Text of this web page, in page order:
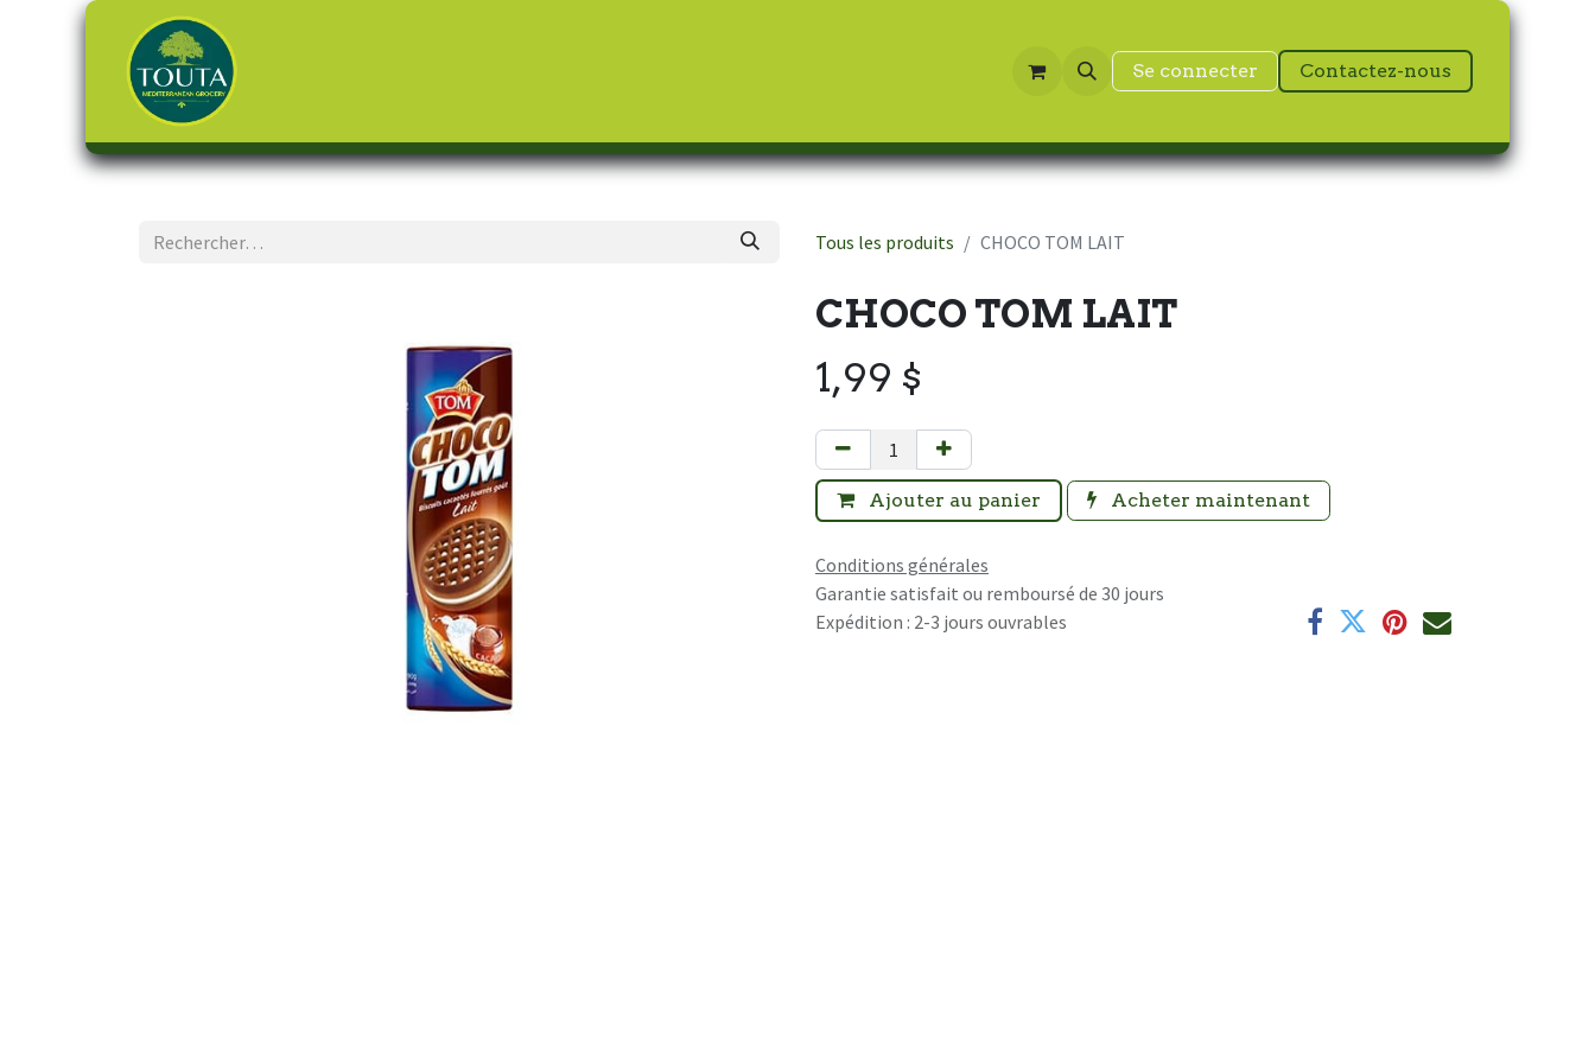
Se connecter Contactez-nous
Tous les produits CHOCO TOM LAIT
CHOCO TOM LAIT
1,99 $
Ajouter au panier Acheter maintenant
Conditions générales
Garantie satisfait ou remboursé de 30 jours
Expédition : 2-3 jours ouvrables